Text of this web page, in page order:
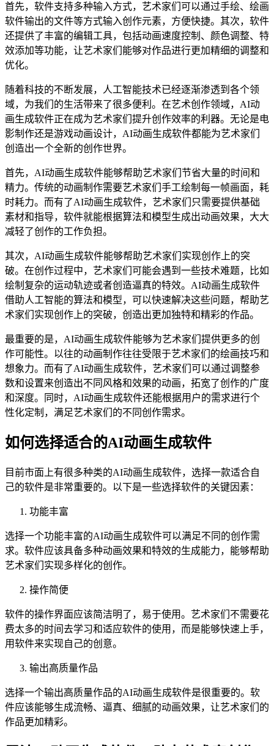
首先，软件支持多种输入方式，艺术家们可以通过手绘、绘画
软件输出的文件等方式输入创作元素，方便快捷。其次，软件
还提供了丰富的编辑工具，包括动画速度控制、颜色调整、特
效添加等功能，让艺术家们能够对作品进行更加精细的调整和
优化。
随着科技的不断发展，人工智能技术已经逐渐渗透到各个领
域，为我们的生活带来了很多便利。在艺术创作领域，AI动
画生成软件正在成为艺术家们提升创作效率的利器。无论是电
影制作还是游戏动画设计，AI动画生成软件都能为艺术家们
创造出一个全新的创作世界。
首先，AI动画生成软件能够帮助艺术家们节省大量的时间和
精力。传统的动画制作需要艺术家们手工绘制每一帧画面，耗
时耗力。而有了AI动画生成软件，艺术家们只需要提供基础
素材和指导，软件就能根据算法和模型生成出动画效果，大大
减轻了创作的工作负担。
其次，AI动画生成软件能够帮助艺术家们实现创作上的突
破。在创作过程中，艺术家们可能会遇到一些技术难题，比如
绘制复杂的运动轨迹或者创造逼真的特效。AI动画生成软件
借助人工智能的算法和模型，可以快速解决这些问题，帮助艺
术家们实现创作上的突破，创造出更加独特和精彩的作品。
最重要的是，AI动画生成软件能够为艺术家们提供更多的创
作可能性。以往的动画制作往往受限于艺术家们的绘画技巧和
想象力。而有了AI动画生成软件，艺术家们可以通过调整参
数和设置来创造出不同风格和效果的动画，拓宽了创作的广度
和深度。同时，AI动画生成软件还能根据用户的需求进行个
性化定制，满足艺术家们的不同创作需求。
如何选择适合的AI动画生成软件
目前市面上有很多种类的AI动画生成软件，选择一款适合自
己的软件是非常重要的。以下是一些选择软件的关键因素：
功能丰富
选择一个功能丰富的AI动画生成软件可以满足不同的创作需
求。软件应该具备多种动画效果和特效的生成能力，能够帮助
艺术家们实现多样化的创作。
操作简便
软件的操作界面应该简洁明了，易于使用。艺术家们不需要花
费太多的时间去学习和适应软件的使用，而是能够快速上手，
用软件来实现自己的创意。
输出高质量作品
选择一个输出高质量作品的AI动画生成软件是很重要的。软
件应该能够生成流畅、逼真、细腻的动画效果，让艺术家们的
作品更加精彩。